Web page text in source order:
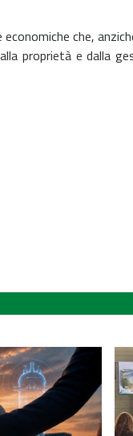
economiche che,
proprietà e dalla